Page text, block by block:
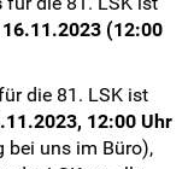
(12:00
die 81. LSK ist
12:00 Uhr
bei uns im Büro),